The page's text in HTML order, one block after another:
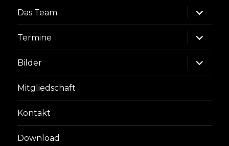
Das Team
Termine
Bilder
Mitgliedschaft
Kontakt
Download